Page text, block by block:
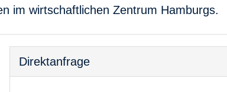
im wirtschaftlichen Zentrum Hamburgs.
Direktanfrage